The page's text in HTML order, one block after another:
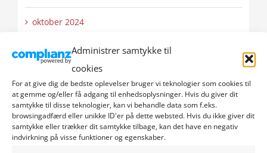
Administrer samtykke til
cookies
For at give dig de bedste oplevelser bruger vi teknologier som cookies til
at gemme og/eller få adgang til enhedsoplysninger. Hvis du giver dit
samtykke til disse teknologier, kan vi behandle data som f.eks.
browsingadfærd eller unikke ID'er på dette websted. Hvis du ikke giver dit
samtykke eller trækker dit samtykke tilbage, kan det have en negativ
indvirkning på visse funktioner og egenskaber.
oktober 2024
september 2024
august 2024
juli 2024
juni 2024